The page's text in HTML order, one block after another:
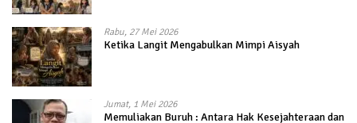
Rabu, 27 Mei 2026
Ketika Langit Mengabulkan Mimpi Aisyah
Jumat, 1 Mei 2026
Memuliakan Buruh : Antara Hak Kesejahteraan dan